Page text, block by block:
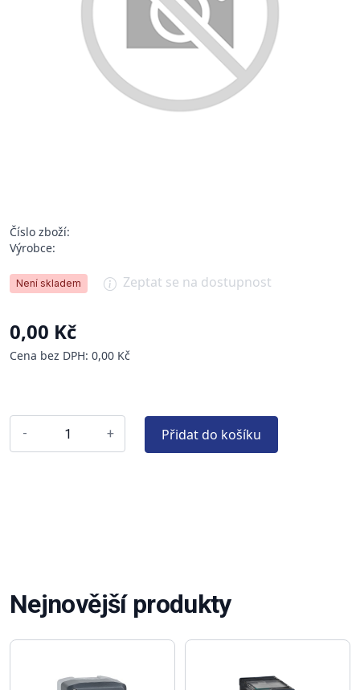
Číslo zboží:
Výrobce:
Není skladem Zeptat se na dostupnost
0,00 Kč
Cena bez DPH: 0,00 Kč
- + Přidat do košíku
Nejnovější produkty